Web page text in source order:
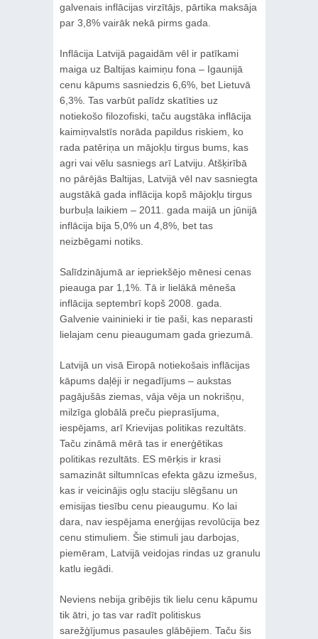
galvenais inflācijas virzītājs, pārtika maksāja
par 3,8% vairāk nekā pirms gada.
Inflācija Latvijā pagaidām vēl ir patīkami
maiga uz Baltijas kaimiņu fona – Igaunijā
cenu kāpums sasniedzis 6,6%, bet Lietuvā
6,3%. Tas varbūt palīdz skatīties uz
notiekošo filozofiski, taču augstāka inflācija
kaimiņvalstīs norāda papildus riskiem, ko
rada patēriņa un mājokļu tirgus bums, kas
agri vai vēlu sasniegs arī Latviju. Atšķirībā
no pārējās Baltijas, Latvijā vēl nav sasniegta
augstākā gada inflācija kopš mājokļu tirgus
burbuļa laikiem – 2011. gada maijā un jūnijā
inflācija bija 5,0% un 4,8%, bet tas
neizbēgami notiks.
Salīdzinājumā ar iepriekšējo mēnesi cenas
pieauga par 1,1%. Tā ir lielākā mēneša
inflācija septembrī kopš 2008. gada.
Galvenie vaininieki ir tie paši, kas neparasti
lielajam cenu pieaugumam gada griezumā.
Latvijā un visā Eiropā notiekošais inflācijas
kāpums daļēji ir negadījums – aukstas
pagājušās ziemas, vāja vēja un nokrišņu,
milzīga globālā preču pieprasījuma,
iespējams, arī Krievijas politikas rezultāts.
Taču zināmā mērā tas ir enerģētikas
politikas rezultāts. ES mērķis ir krasi
samazināt siltumnīcas efekta gāzu izmešus,
kas ir veicinājis ogļu staciju slēgšanu un
emisijas tiesību cenu pieaugumu. Ko lai
dara, nav iespējama enerģijas revolūcija bez
cenu stimuliem. Šie stimuli jau darbojas,
piemēram, Latvijā veidojas rindas uz granulu
katlu iegādi.
Neviens nebija gribējis tik lielu cenu kāpumu
tik ātri, jo tas var radīt politiskus
sarežģījumus pasaules glābējiem. Taču šis